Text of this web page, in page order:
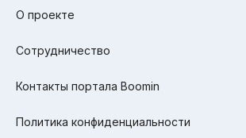
О проекте
Сотрудничество
Контакты портала Boomin
Политика конфиденциальности